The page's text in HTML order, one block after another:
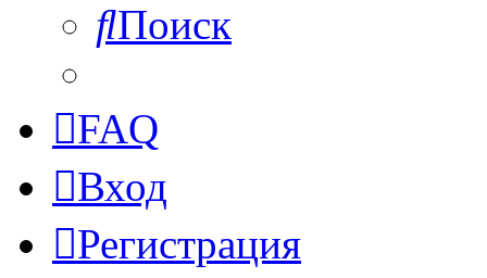
Поиск
FAQ
Вход
Регистрация